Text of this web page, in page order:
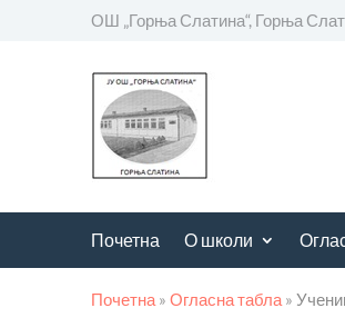
ОШ „Горња Слатина“, Горња
Почетна О школи
Почетна » Огласна табла »